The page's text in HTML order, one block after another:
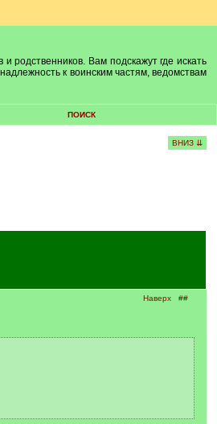
родственников. Вам подскажут где искать
к воинским частям, ведомствам
ПОИСК
ВНИЗ ⇊
Наверх ##